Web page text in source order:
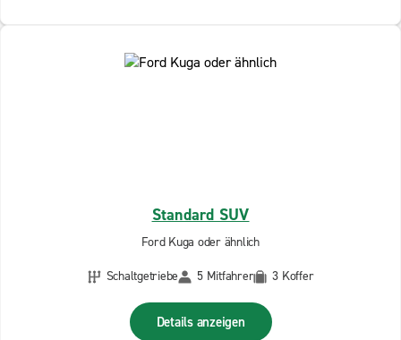
Standard SUV
Ford Kuga oder ähnlich
Schaltgetriebe
5 Mitfahrer 3 Koffer
Details anzeigen